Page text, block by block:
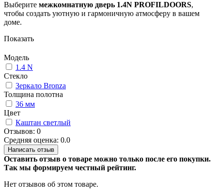
Выберите межкомнатную дверь 1.4N PROFILDOORS,
чтобы создать уютную и гармоничную атмосферу в вашем
доме.
Показать
Модель
1.4 N
Стекло
Зеркало Bronza
Толщина полотна
36 мм
Цвет
Каштан светлый
Отзывов: 0
Средняя оценка: 0.0
Написать отзыв
Оставить отзыв о товаре можно только после его покупки.
Так мы формируем честный рейтинг.
Нет отзывов об этом товаре.